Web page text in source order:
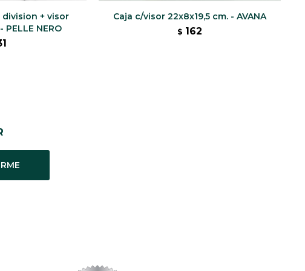
division + visor
PELLE NERO
Caja c/visor 22x8x19,5 cm. - AVANA
$ 162